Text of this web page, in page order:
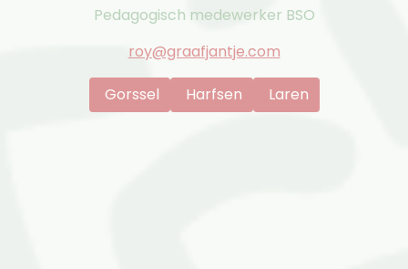
Pedagogisch medewerker BSO
roy@graafjantje.com
Gorssel Harfsen Laren